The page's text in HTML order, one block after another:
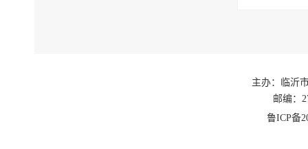
主办：临沂
邮编：
鲁ICP备